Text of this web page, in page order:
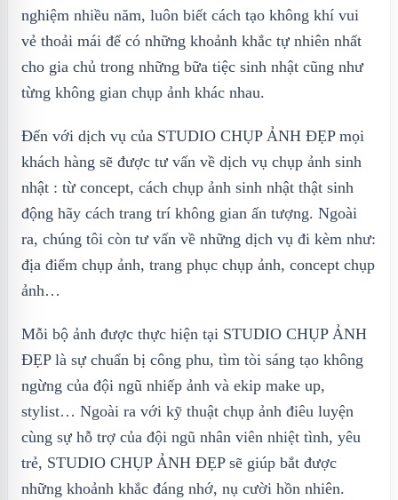
nghiệm nhiều năm, luôn biết cách tạo không khí vui
vẻ thoải mái để có những khoảnh khắc tự nhiên nhất
cho gia chủ trong những bữa tiệc sinh nhật cũng như
từng không gian chụp ảnh khác nhau.
Đến với dịch vụ của STUDIO CHỤP ẢNH ĐẸP mọi
khách hàng sẽ được tư vấn về dịch vụ chụp ảnh sinh
nhật : từ concept, cách chụp ảnh sinh nhật thật sinh
động hãy cách trang trí không gian ấn tượng. Ngoài
ra, chúng tôi còn tư vấn về những dịch vụ đi kèm như:
địa điểm chụp ảnh, trang phục chụp ảnh, concept chụp
ảnh…
Mỗi bộ ảnh được thực hiện tại STUDIO CHỤP ẢNH
ĐẸP là sự chuẩn bị công phu, tìm tòi sáng tạo không
ngừng của đội ngũ nhiếp ảnh và ekip make up,
stylist… Ngoài ra với kỹ thuật chụp ảnh điêu luyện
cùng sự hỗ trợ của đội ngũ nhân viên nhiệt tình, yêu
trẻ, STUDIO CHỤP ẢNH ĐẸP sẽ giúp bắt được
những khoảnh khắc đáng nhớ, nụ cười hồn nhiên.